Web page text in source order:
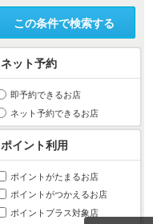
この条件で検索する
ネット予約
即予約できるお店
ネット予約できるお店
ポイント利用
ポイントがたまるお店
ポイントがつかえるお店
ポイントプラス対象店